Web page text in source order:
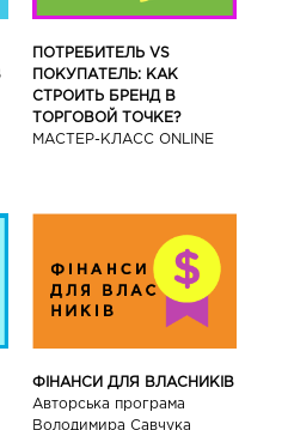
ПОТРЕБИТЕЛЬ VS
ПОКУПАТЕЛЬ: КАК
СТРОИТЬ БРЕНД В
ТОРГОВОЙ ТОЧКЕ?
МАСТЕР-КЛАСС ONLINE
ФІНАНСИ ДЛЯ ВЛАСНИКІВ
Авторська програма
Володимира Савчука